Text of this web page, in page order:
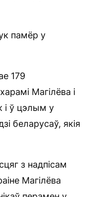
памёр у
179
Магілёва і
і ў цэлым у
беларусаў, якія
з надпісам
Магілёва